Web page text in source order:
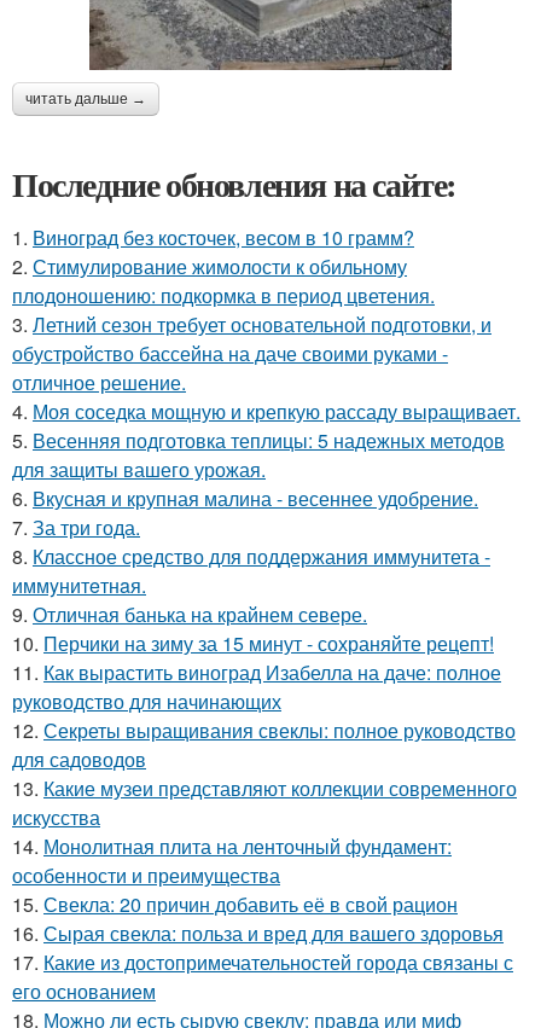
читать дальше →
Последние обновления на сайте:
1. Виноград без косточек, весом в 10 грамм?
2. Стимулирование жимолости к обильному
плодоношению: подкормка в период цветения.
3. Летний сезон требует основательной подготовки, и
обустройство бассейна на даче своими руками -
отличное решение.
4. Моя соседка мощную и крепкую рассаду выращивает.
5. Весенняя подготовка теплицы: 5 надежных методов
для защиты вашего урожая.
6. Вкусная и крупная малина - весеннее удобрение.
7. За три года.
8. Классное средство для поддержания иммунитета -
иммyнитeтнaя.
9. Отличная банька на крайнем севере.
10. Перчики на зиму за 15 минут - сохраняйте рецепт!
11. Как вырастить виноград Изабелла на даче: полное
руководство для начинающих
12. Секреты выращивания свеклы: полное руководство
для садоводов
13. Какие музеи представляют коллекции современного
искусства
14. Монолитная плита на ленточный фундамент:
особенности и преимущества
15. Свекла: 20 причин добавить её в свой рацион
16. Сырая свекла: польза и вред для вашего здоровья
17. Какие из достопримечательностей города связаны с
его основанием
18. Можно ли есть сырую свеклу: правда или миф